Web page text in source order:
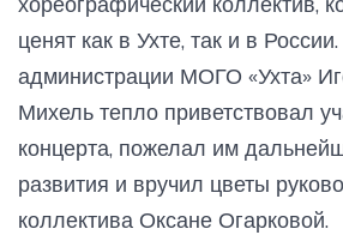
ценят как в Ухте, так и в
администрации МОГО «Ухта»
Михель тепло приветствовал
концерта, пожелал им
развития и вручил цветы
коллектива Оксане Огарковой.